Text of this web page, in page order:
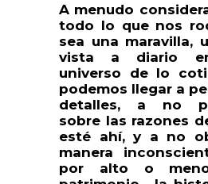
A menudo
todo lo que nos
sea una maravilla,
vista a diario
universo de lo
podemos llegar a
detalles, a no
sobre las razones
esté ahí, y a no
manera
por alto o